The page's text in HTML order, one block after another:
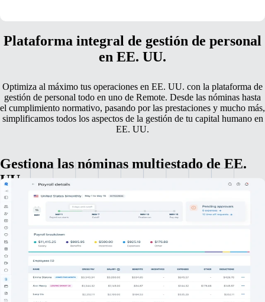
Plataforma integral de gestión de personal
en EE. UU.
Optimiza al máximo tus operaciones en EE. UU. con la plataforma de
gestión de personal todo en uno de Remote. Desde las nóminas hasta
el cumplimiento normativo, pasando por las prestaciones y mucho más,
simplificamos todos los aspectos de la gestión de tu capital humano en
EE. UU.
Gestiona las nóminas multiestado de EE.
UU.
Tendría que ser fácil gestionar las nóminas en EE. UU. Y ya puede
serlo. Remote garantiza la precisión, el cumplimiento normativo y la
eficacia en todo momento.
Gestionamos automáticamente los cálculos de impuestos
estatales y federales, con garantía de cumplimiento
normativo y precisión.
Te facilitamos la gestión de ciclos de nóminas mensuales o